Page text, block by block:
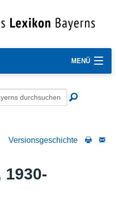
MENÜ
Versionsgeschichte